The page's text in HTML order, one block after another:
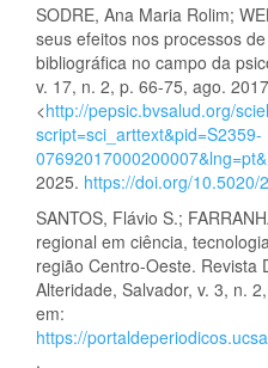
SODRE, Ana Maria Rolim;
seus efeitos nos processos
bibliográfica no campo da
v. 17, n. 2, p. 66-75, ago.
<http://pepsic.bvsalud.org/
script=sci_arttext&pid=S2359-
2025. https://doi.org/
SANTOS, Flávio S.;
regional em ciência,
região Centro-Oeste. Revista
Alteridade, Salvador, v. 3, n.
em:
https://
.